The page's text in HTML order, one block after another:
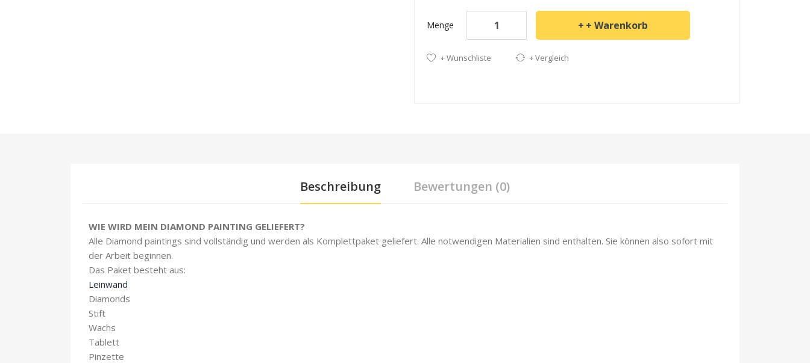
Menge + Warenkorb
+ Wunschliste + Vergleich
Beschreibung Bewertungen (0)
WIE WIRD MEIN DIAMOND PAINTING GELIEFERT?
Alle Diamond paintings sind vollständig und werden als Komplettpaket geliefert. Alle notwendigen Materialien sind enthalten. Sie können also sofort mit
der Arbeit beginnen.
Das Paket besteht aus:
Leinwand
Diamonds
Stift
Wachs
Tablett
Pinzette